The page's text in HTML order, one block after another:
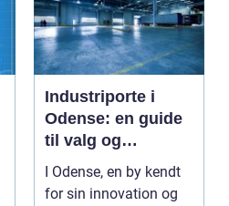
Industriporte i
Odense: en guide
til valg og
installation
I Odense, en by kendt
for sin innovation og